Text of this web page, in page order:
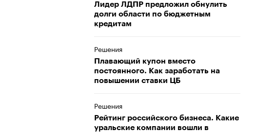
Лидер ЛДПР предложил обнулить
долги области по бюджетным
кредитам
Решения
Плавающий купон вместо
постоянного. Как заработать на
повышении ставки ЦБ
Решения
Рейтинг российского бизнеса. Какие
уральские компании вошли в